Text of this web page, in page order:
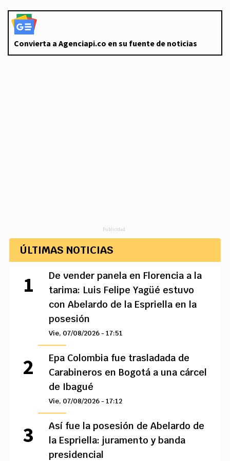
Convierta a Agenciapi.co en su fuente de noticias
Publicidad
ÚLTIMAS NOTICIAS
De vender panela en Florencia a la
tarima: Luis Felipe Yagüé estuvo
con Abelardo de la Espriella en la
posesión
Vie, 07/08/2026 - 17:51
Epa Colombia fue trasladada de
Carabineros en Bogotá a una cárcel
de Ibagué
Vie, 07/08/2026 - 17:12
Así fue la posesión de Abelardo de
la Espriella: juramento y banda
presidencial